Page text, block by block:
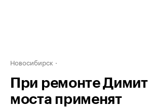
Новосибирск
При ремонте
моста применят